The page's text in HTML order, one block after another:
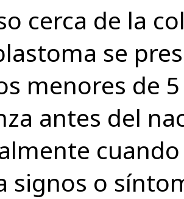
cerca de la
se
menores de
antes del
signos o